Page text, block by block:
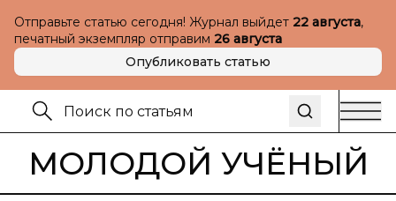
Отправьте статью сегодня! Журнал выйдет 22 августа,
печатный экземпляр отправим 26 августа
Опубликовать статью
МОЛОДОЙ УЧЁНЫЙ